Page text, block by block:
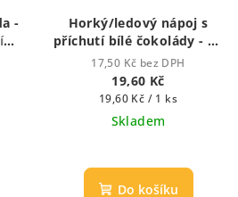
-
Horký/ledový nápoj s
příchutí bílé čokolády - 25
zalévací vodou či
mlékem
17,50 Kč bez DPH
19,60 Kč
Měrná
cena:
19,60 Kč / 1 ks
Skladem
hodnocení
produktu
Do košíku